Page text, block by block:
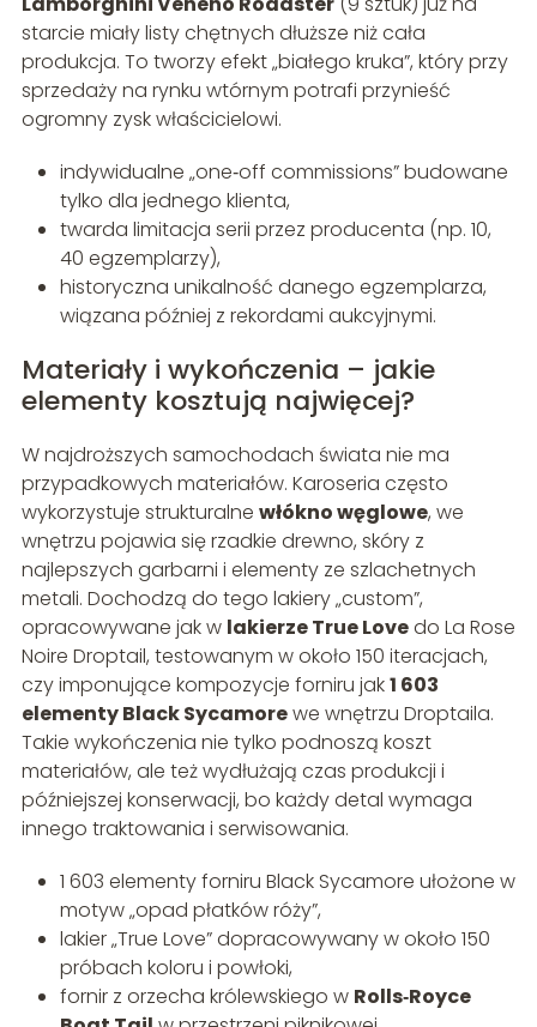
starcie miały listy chętnych dłuższe niż cała
produkcja. To tworzy efekt „białego kruka”, który przy
sprzedaży na rynku wtórnym potrafi przynieść
ogromny zysk właścicielowi.
indywidualne „one‑off commissions” budowane
tylko dla jednego klienta,
twarda limitacja serii przez producenta (np. 10,
40 egzemplarzy),
historyczna unikalność danego egzemplarza,
wiązana później z rekordami aukcyjnymi.
Materiały i wykończenia – jakie
elementy kosztują najwięcej?
W najdroższych samochodach świata nie ma
przypadkowych materiałów. Karoseria często
wykorzystuje strukturalne włókno węglowe, we
wnętrzu pojawia się rzadkie drewno, skóry z
najlepszych garbarni i elementy ze szlachetnych
metali. Dochodzą do tego lakiery „custom”,
opracowywane jak w lakierze True Lovedo La Rose
Noire Droptail, testowanym w około 150 iteracjach,
czy imponujące kompozycje forniru jak1 603
elementy Black Sycamorewe wnętrzu Droptaila.
Takie wykończenia nie tylko podnoszą koszt
materiałów, ale też wydłużają czas produkcji i
późniejszej konserwacji, bo każdy detal wymaga
innego traktowania i serwisowania.
1 603 elementy forniru Black Sycamore ułożone w
motyw „opad płatków róży”,
lakier „True Love” dopracowywany w około 150
próbach koloru i powłoki,
fornir z orzecha królewskiego w Rolls‑Royce